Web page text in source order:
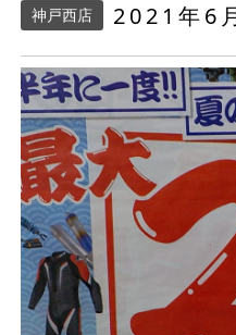
神戸西店 2021年6